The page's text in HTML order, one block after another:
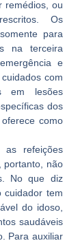
remédios, ou
Os
para
na terceira
e
com
em lesões
dos
como
as refeições
portanto, não
No que diz
cuidador tem
do idoso,
saudáveis
Para auxiliar